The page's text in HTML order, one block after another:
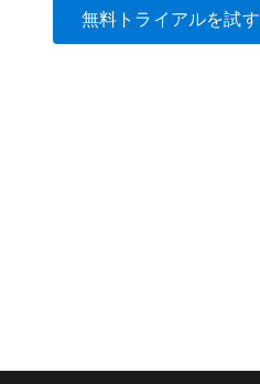
無料トライアルを試す